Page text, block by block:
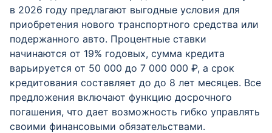
в 2026 году предлагают выгодные условия для
приобретения нового транспортного средства или
подержанного авто. Процентные ставки
начинаются от 19% годовых, сумма кредита
варьируется от 50 000 до 7 000 000 ₽, а срок
кредитования составляет до до 8 лет месяцев. Все
предложения включают функцию досрочного
погашения, что дает возможность гибко управлять
своими финансовыми обязательствами.